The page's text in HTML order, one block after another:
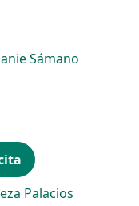
Sámano
Palacios